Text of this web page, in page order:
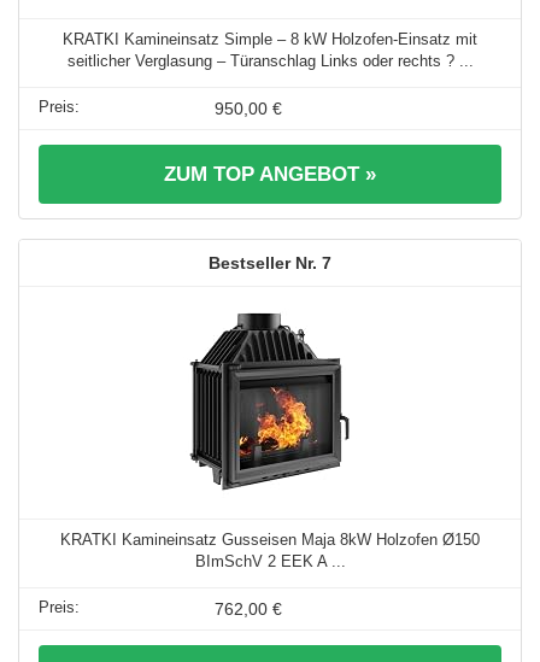
KRATKI Kamineinsatz Simple – 8 kW Holzofen-Einsatz mit
seitlicher Verglasung – Türanschlag Links oder rechts ? ...
950,00 €
ZUM TOP ANGEBOT »
7
KRATKI Kamineinsatz Gusseisen Maja 8kW Holzofen Ø150
BImSchV 2 EEK A ...
762,00 €